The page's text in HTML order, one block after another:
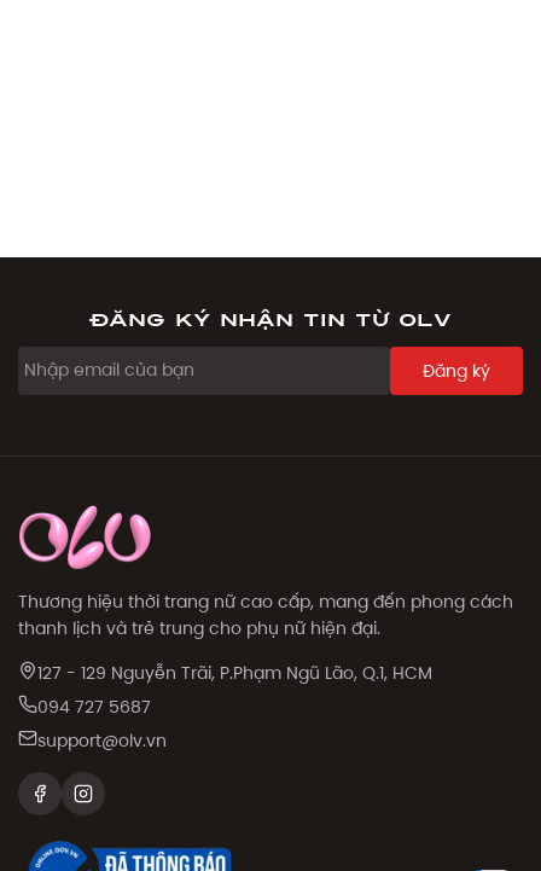
Đăng ký nhận tin từ OLV
Đăng ký
Thương hiệu thời trang nữ cao cấp, mang đến phong cách
thanh lịch và trẻ trung cho phụ nữ hiện đại.
127 - 129 Nguyễn Trãi, P.Phạm Ngũ Lão, Q.1, HCM
094 727 5687
support@olv.vn